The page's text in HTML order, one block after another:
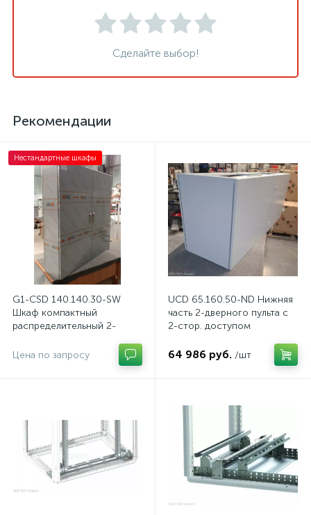
Сделайте выбор!
Рекомендации
Нестандартные шкафы
G1-CSD 140.140.30-SW
Шкаф компактный
распределительный 2-
стали, с перемычкой
Цена по запросу
UCD 65.160.50-ND Нижняя
часть 2-дверного пульта с
2-стор. доступом
64 986 руб. /шт